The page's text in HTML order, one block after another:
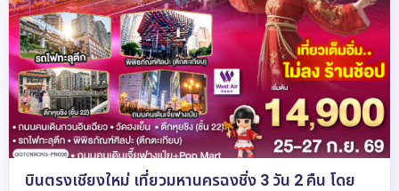
บินตรงเชียงใหม่ เที่ยวมหานครฉงชิ่ง 3 วัน 2 คืน โดย